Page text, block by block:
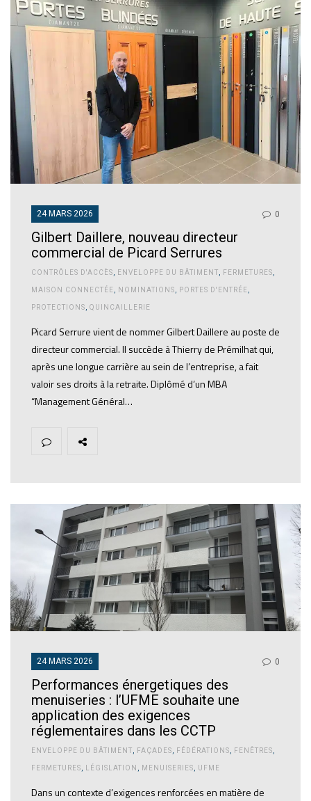
24 MARS 2026 0
Gilbert Daillere, nouveau directeur
commercial de Picard Serrures
CONTRÔLES D'ACCÈS ENVELOPPE DU BÂTIMENT FERMETURES
MAISON CONNECTÉE NOMINATIONS PORTES D'ENTRÉE
PROTECTIONS QUINCAILLERIE
Picard Serrure vient de nommer Gilbert Daillere au poste de
directeur commercial. Il succède à Thierry de Prémilhat qui,
après une longue carrière au sein de l’entreprise, a fait
valoir ses droits à la retraite. Diplômé d’un MBA
“Management Général…
24 MARS 2026 0
Performances énergetiques des
menuiseries : l’UFME souhaite une
application des exigences
réglementaires dans les CCTP
ENVELOPPE DU BÂTIMENT FAÇADES FÉDÉRATIONS FENÊTRES
FERMETURES LÉGISLATION MENUISERIES UFME
Dans un contexte d’exigences renforcées en matière de